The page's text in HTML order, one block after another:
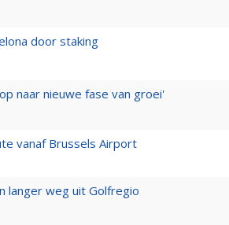
door staking
naar nieuwe fase van groei'
vanaf Brussels Airport
langer weg uit Golfregio